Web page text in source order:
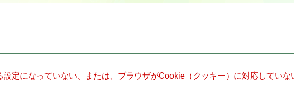
定になっていない、または、ブラウザがCookie（クッキー）に対応していな